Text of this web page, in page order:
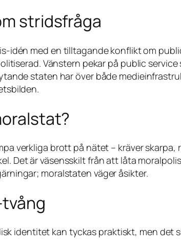
stridsfråga
idén med en tilltagande konflikt om
Vänstern pekar på public
staten har över både
verkliga brott på nätet – kräver
Det är väsensskilt från att låta
moralstaten väger åsikter.
identitet kan tyckas praktiskt, men det